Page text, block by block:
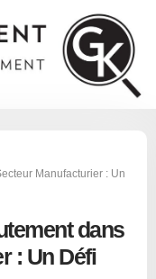
Manufacturier : Un
dans
: Un Défi